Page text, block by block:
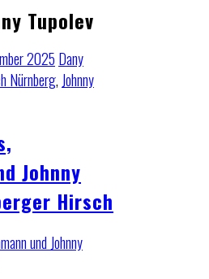
Tupolev
2025 Dany
Nürnberg, Johnny
Johnny
Hirsch